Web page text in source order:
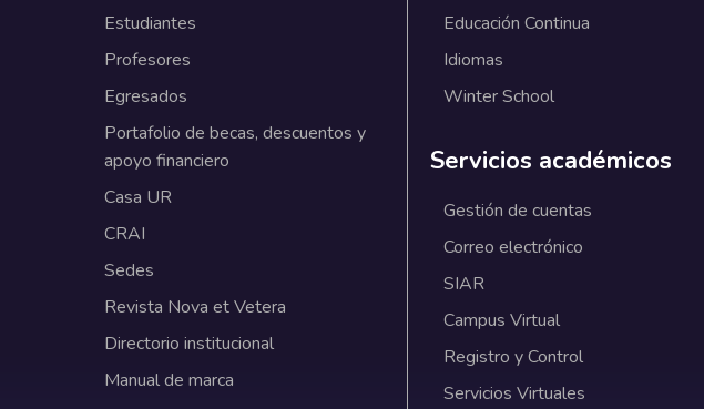
Estudiantes
Profesores
Egresados
Portafolio de becas, descuentos y
apoyo financiero
Casa UR
CRAI
Sedes
Revista Nova et Vetera
Directorio institucional
Manual de marca
Educación Continua
Idiomas
Winter School
Servicios académicos
Gestión de cuentas
Correo electrónico
SIAR
Campus Virtual
Registro y Control
Servicios Virtuales